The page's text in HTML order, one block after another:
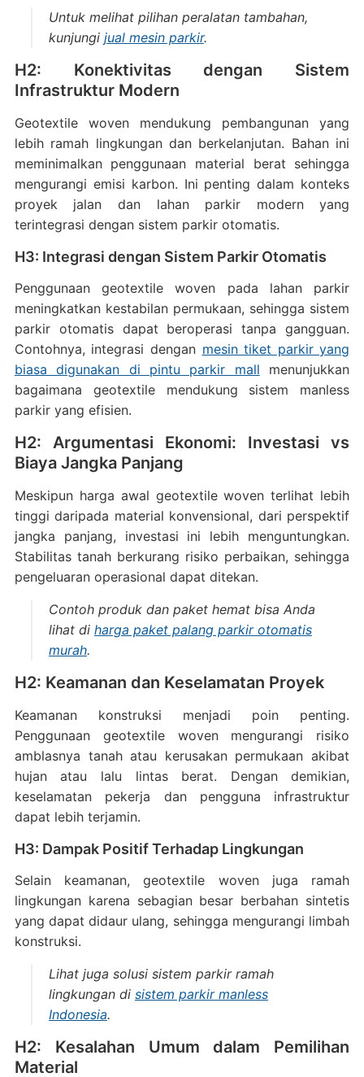
Untuk melihat pilihan peralatan tambahan,
kunjungi jual mesin parkir.
H2: Konektivitas dengan Sistem
Infrastruktur Modern
Geotextile woven mendukung pembangunan yang
lebih ramah lingkungan dan berkelanjutan. Bahan ini
meminimalkan penggunaan material berat sehingga
mengurangi emisi karbon. Ini penting dalam konteks
proyek jalan dan lahan parkir modern yang
terintegrasi dengan sistem parkir otomatis.
H3: Integrasi dengan Sistem Parkir Otomatis
Penggunaan geotextile woven pada lahan parkir
meningkatkan kestabilan permukaan, sehingga sistem
parkir otomatis dapat beroperasi tanpa gangguan.
Contohnya, integrasi dengan mesin tiket parkir yang
biasa digunakan di pintu parkir mall menunjukkan
bagaimana geotextile mendukung sistem manless
parkir yang efisien.
H2: Argumentasi Ekonomi: Investasi vs
Biaya Jangka Panjang
Meskipun harga awal geotextile woven terlihat lebih
tinggi daripada material konvensional, dari perspektif
jangka panjang, investasi ini lebih menguntungkan.
Stabilitas tanah berkurang risiko perbaikan, sehingga
pengeluaran operasional dapat ditekan.
Contoh produk dan paket hemat bisa Anda
lihat di harga paket palang parkir otomatis
murah.
H2: Keamanan dan Keselamatan Proyek
Keamanan konstruksi menjadi poin penting.
Penggunaan geotextile woven mengurangi risiko
amblasnya tanah atau kerusakan permukaan akibat
hujan atau lalu lintas berat. Dengan demikian,
keselamatan pekerja dan pengguna infrastruktur
dapat lebih terjamin.
H3: Dampak Positif Terhadap Lingkungan
Selain keamanan, geotextile woven juga ramah
lingkungan karena sebagian besar berbahan sintetis
yang dapat didaur ulang, sehingga mengurangi limbah
konstruksi.
Lihat juga solusi sistem parkir ramah
lingkungan di sistem parkir manless
Indonesia.
H2: Kesalahan Umum dalam Pemilihan
Material